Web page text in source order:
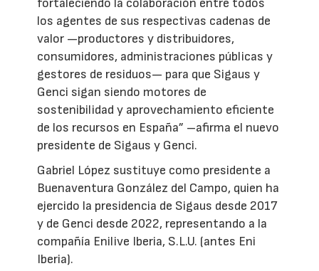
los agentes de sus respectivas cadenas de
valor —productores y distribuidores,
consumidores, administraciones públicas y
gestores de residuos— para que Sigaus y
Genci sigan siendo motores de
sostenibilidad y aprovechamiento eficiente
de los recursos en España” –afirma el nuevo
presidente de Sigaus y Genci.
Gabriel López sustituye como presidente a
Buenaventura González del Campo, quien ha
ejercido la presidencia de Sigaus desde 2017
y de Genci desde 2022, representando a la
compañía Enilive Iberia, S.L.U. (antes Eni
Iberia).